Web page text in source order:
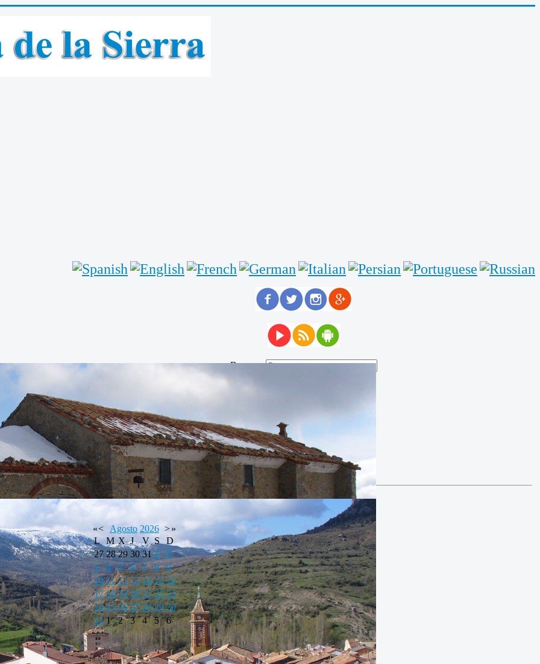
Buscar...
«< Agosto 2026 >»
L M X J V S
D
27 28 29 30 31 1
2
3
4 5 6 7 8
9
10 11 12 13 14 15 16
17 18 19 20 21 22 23
24 25 26 27 28 29 30
31 1 2 3 4 5 6